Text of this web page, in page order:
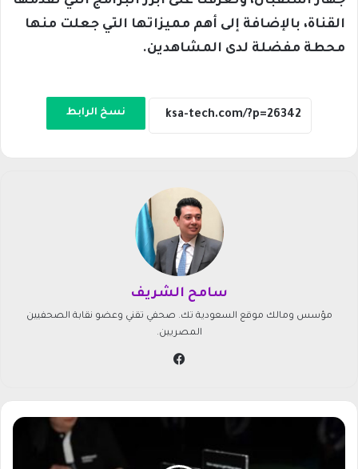
القناة، بالإضافة إلى أهم مميزاتها التي جعلت منها
محطة مفضلة لدى المشاهدين.
نسخ الرابط
سامح الشريف
مؤسس ومالك موقع السعودية تك. صحفي تقني وعضو نقابة الصحفيين
المصريين.
ع
و